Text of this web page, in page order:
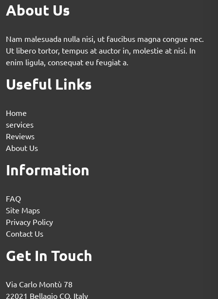
About Us
Nam malesuada nulla nisi, ut faucibus magna congue nec.
Ut libero tortor, tempus at auctor in, molestie at nisi. In
enim ligula, consequat eu feugiat a.
Useful Links
Home
services
Reviews
About Us
Information
FAQ
Site Maps
Privacy Policy
Contact Us
Get In Touch
Via Carlo Montù 78
22021 Bellagio CO, Italy